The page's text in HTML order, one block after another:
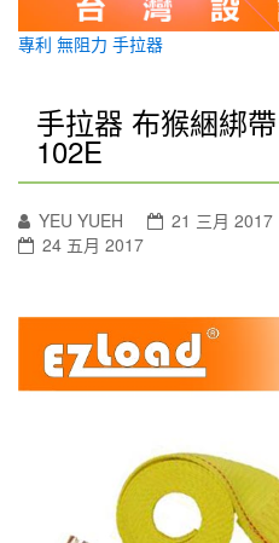
專利 無阻力 手拉器
手拉器 布猴綑綁
102E
YEU YUEH 21 三月 2017
24 五月 2017